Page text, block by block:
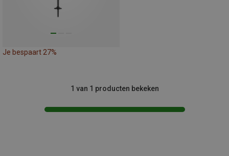
Je bespaart 27%
1 van 1 producten bekeken